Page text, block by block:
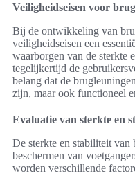
Veiligheidseisen voor
Bij de ontwikkeling van
veiligheidseisen een
waarborgen van de sterkte
tegelijkertijd de
belang dat de
zijn, maar ook functioneel
Evaluatie van sterkte en
De sterkte en stabiliteit
beschermen van
worden verschillende